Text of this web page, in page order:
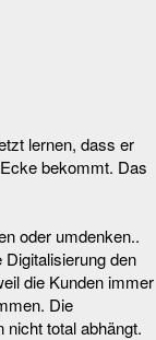
lernen, dass er
bekommt. Das
oder umdenken..
den
die Kunden immer
Die
nicht total abhängt.